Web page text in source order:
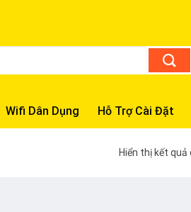
Wifi Dân Dụng Hỗ Trợ Cài Đặt
Hiển thị kết quả